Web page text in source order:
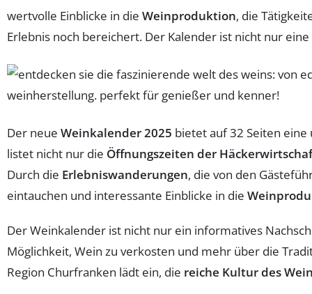
wertvolle Einblicke in die Weinproduktion, die
Erlebnis noch bereichert. Der Kalender ist nicht nur
Der neue Weinkalender 2025 bietet auf 32 Seiten
listet nicht nur die Öffnungszeiten der
Durch die Erlebniswanderungen, die von den
eintauchen und interessante Einblicke in die
Der Weinkalender ist nicht nur ein informatives
Möglichkeit, Wein zu verkosten und mehr über die
Region Churfranken lädt ein, die reiche Kultur des